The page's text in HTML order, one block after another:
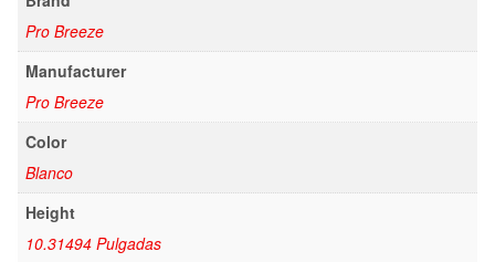
Pro Breeze
Manufacturer
Pro Breeze
Color
Blanco
Height
10.31494 Pulgadas